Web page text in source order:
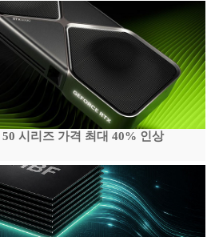
시리즈 가격 최대 40% 인상